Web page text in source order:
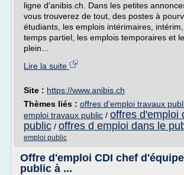
ligne d'anibis.ch. Dans les petites
vous trouverez de tout, des postes à
étudiants, les emplois intérimaires,
temps partiel, les emplois temporaires et
plein...
Lire la suite
Site : https://www.anibis.ch
Thèmes liés : offres d'emploi travaux
emploi travaux public / offres d'emploi
public / offres d emploi dans le
emploi public
Offre d'emploi CDI chef
public à ...